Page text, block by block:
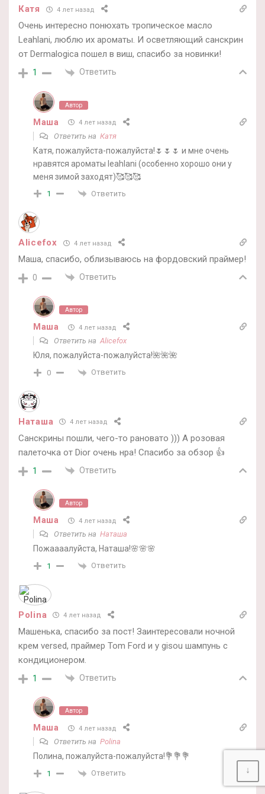
Катя 4 лет назад
Очень интересно понюхать тропическое масло
Leahlani, люблю их ароматы. И осветляющий санскрин
от Dermalogica пошел в виш, спасибо за новинки!
1 Ответить
Автор
Маша 4 лет назад
Ответить на Катя
Катя, пожалуйста-пожалуйста!🌷🌷🌷 и мне очень
нравятся ароматы leahlani (особенно хорошо они у
меня зимой заходят)🥰🥰🥰
1 Ответить
Alicefox 4 лет назад
Маша, спасибо, облизываюсь на фордовский праймер!
0 Ответить
Автор
Маша 4 лет назад
Ответить наAlicefox
Юля, пожалуйста-пожалуйста!🌺🌺🌺
0 Ответить
Наташа 4 лет назад
Санскрины пошли, чего-то рановато ))) А розовая
палеточка от Dior очень нра! Спасибо за обзор 👍
1 Ответить
Автор
Маша 4 лет назад
Ответить на Наташа
Пожаааалуйста, Наташа!🌸🌸🌸
1 Ответить
Polina 4 лет назад
Машенька, спасибо за пост! Заинтересовали ночной
крем versed, праймер Tom Ford и у gisou шампунь с
кондиционером.
1 Ответить
Автор
Маша 4 лет назад
Ответить на Polina
Полина, пожалуйста-пожалуйста!💐💐💐
1 Ответить ↓